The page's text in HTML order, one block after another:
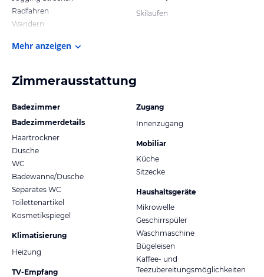
Radfahren
Wandern
Skilaufen
Mehr anzeigen
Zimmerausstattung
Badezimmer
Badezimmerdetails
Haartrockner
Dusche
WC
Badewanne/Dusche
Separates WC
Toilettenartikel
Kosmetikspiegel
Klimatisierung
Heizung
TV-Empfang
Zugang
Innenzugang
Mobiliar
Küche
Sitzecke
Haushaltsgeräte
Mikrowelle
Geschirrspüler
Waschmaschine
Bügeleisen
Kaffee- und
Teezubereitungsmöglichkeiten